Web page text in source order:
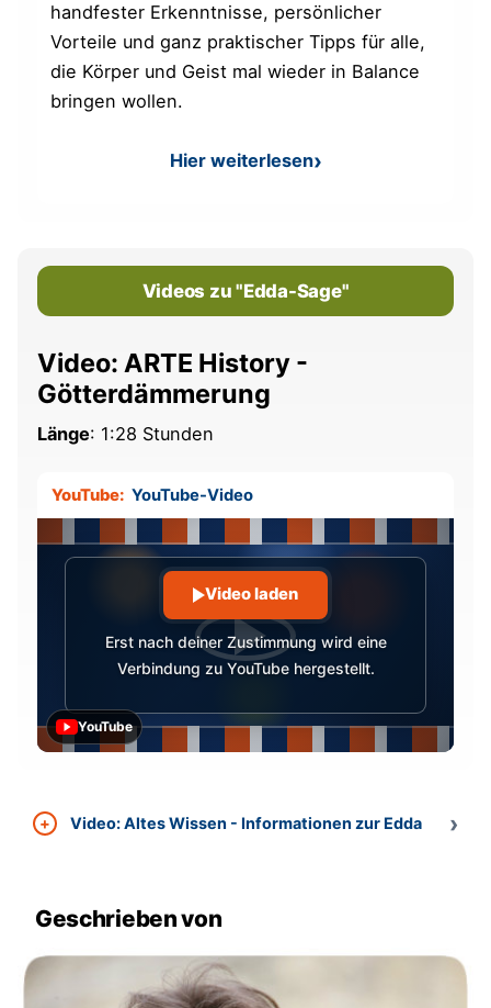
handfester Erkenntnisse, persönlicher
Vorteile und ganz praktischer Tipps für alle,
die Körper und Geist mal wieder in Balance
bringen wollen.
Hier weiterlesen: Wie die Natur die Psyche
Videos zu "Edda-Sage"
Video: ARTE History -
Götterdämmerung
Länge: 1:28 Stunden
YouTube: YouTube-Video
YouTube
Video laden
Erst nach deiner Zustimmung wird eine
Verbindung zu YouTube hergestellt.
Video: Altes Wissen - Informationen zur Edda
Geschrieben von